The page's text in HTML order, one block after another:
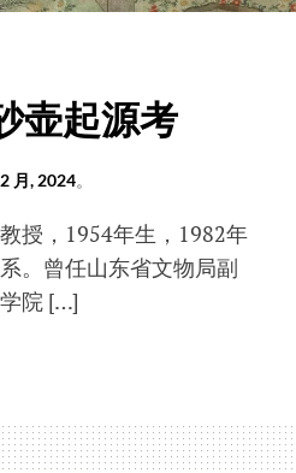
壶起源考
月, 2024。
授，1954年生，1982年
。曾任山东省文物局副
院 […]